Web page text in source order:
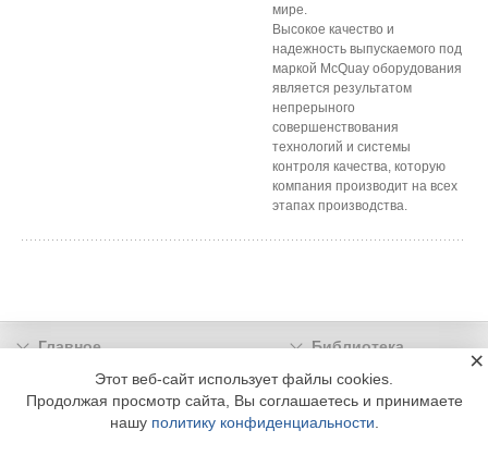
мире.
Высокое качество и
надежность выпускаемого под
маркой McQuay оборудования
является результатом
непрерыного
совершенствования
технологий и системы
контроля качества, которую
компания производит на всех
этапах производства.
Главное
Библиотека
Подписка
Реклама
Информация
Этот веб-сайт использует файлы cookies.
Продолжая просмотр сайта, Вы соглашаетесь и принимаете
нашу политику конфиденциальности
×